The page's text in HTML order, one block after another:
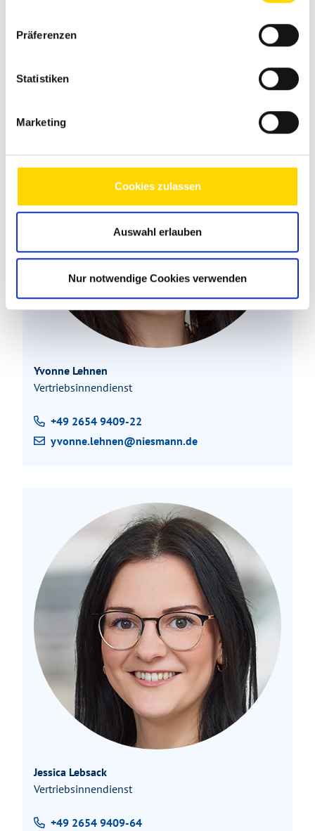
Präferenzen
Statistiken
Marketing
Cookies zulassen
Auswahl erlauben
Nur notwendige Cookies verwenden
Yvonne Lehnen
Vertriebsinnendienst
+49 2654 9409-22
yvonne.lehnen@niesmann.de
Jessica Lebsack
Vertriebsinnendienst
+49 2654 9409-64